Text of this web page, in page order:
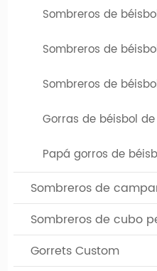
en estos límites
Búsqueda relacionada
Sombreros Snapback de dos
personalizados
Sombreros de
Sombreros de
Sombreros de
Gorras de béisbol
Papá gorros de
Sombreros de
Sombreros de cubo
Gorrets Custom